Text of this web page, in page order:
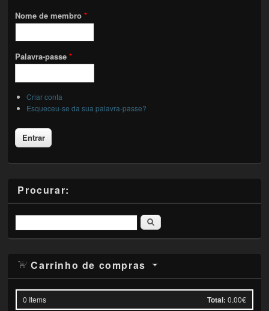
Nome de membro*
Palavra-passe*
Criar conta
Esqueceu-se da sua palavra-passe?
Procurar:
Pesquisar
Carrinho de compras
0 Items Total: 0.00€